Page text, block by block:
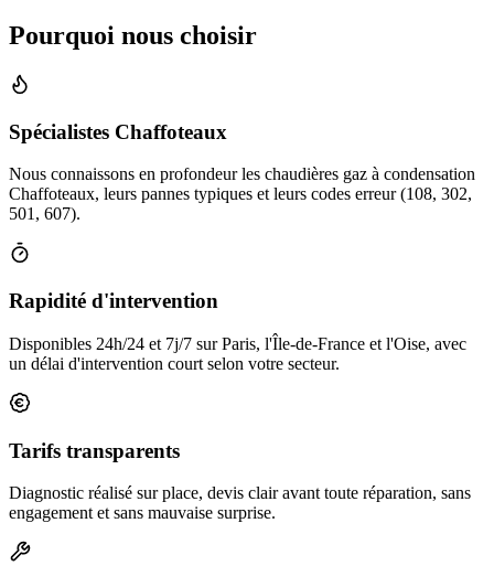
Pourquoi nous choisir
Spécialistes Chaffoteaux
Nous connaissons en profondeur les chaudières gaz à condensation
Chaffoteaux, leurs pannes typiques et leurs codes erreur (108, 302,
501, 607).
Rapidité d'intervention
Disponibles 24h/24 et 7j/7 sur Paris, l'Île-de-France et l'Oise, avec
un délai d'intervention court selon votre secteur.
Tarifs transparents
Diagnostic réalisé sur place, devis clair avant toute réparation, sans
engagement et sans mauvaise surprise.